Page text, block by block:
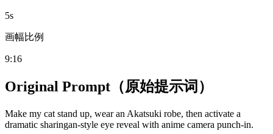
5s
画幅比例
9:16
Original Prompt（原始提示词）
Make my cat stand up, wear an Akatsuki robe, then activate a
dramatic sharingan-style eye reveal with anime camera punch-in.